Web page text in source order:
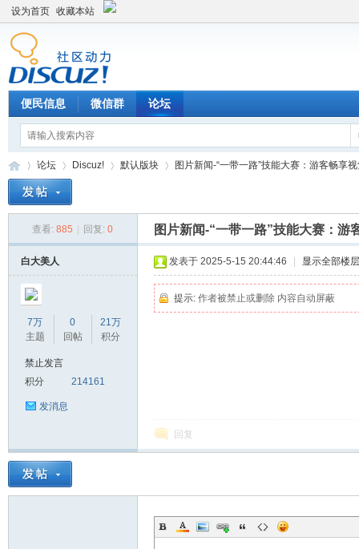
设为首页 收藏本站
便民信息 微信群 论坛
论坛
›
Discuz!
›
默认版块
›
图片新闻-“一带一路”技能大赛：游客畅享
查看: 885 回复: 0 图片新闻-“一带一路”技能大赛：游
白大美人
7万
主题
0
回帖
21万
积分
禁止发言
积分
214161
发消息
发表于 2025-5-15 20:44:46 显示全部楼层
提示: 作者被禁止或删除 内容自动屏蔽
回复